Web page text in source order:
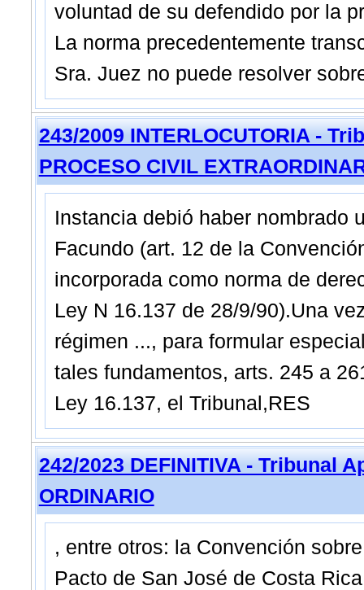
voluntad de su defendido por la
La norma precedentemente
Sra. Juez no puede resolver
243/2009 INTERLOCUTORIA -
PROCESO CIVIL
Instancia debió haber nombrado
Facundo (art. 12 de la
incorporada como norma de
Ley N 16.137 de 28/9/90).Una
régimen ..., para formular
tales fundamentos, arts. 245 a
Ley 16.137, el Tribunal,RES
242/2023 DEFINITIVA - Tribunal
ORDINARIO
, entre otros: la Convención
Pacto de San José de Costa